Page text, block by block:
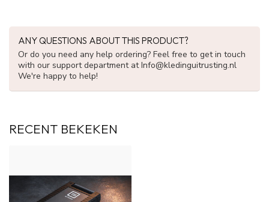
ANY QUESTIONS ABOUT THIS PRODUCT?
Or do you need any help ordering? Feel free to get in touch
with our support department atInfo@kledinguitrusting.nl
We're happy to help!
RECENT BEKEKEN